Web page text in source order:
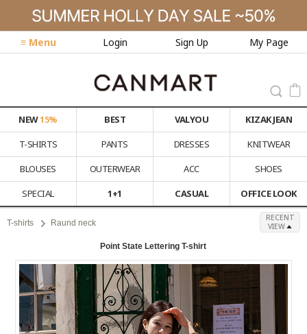
≡ Menu Login Sign Up My Page
NEW15% BEST VALYOU
KIZAK JEAN
T-SHIRTS
PANTS DRESSES
KNITWEAR
BLOUSES
OUTERWEAR ACC
SHOES
SPECIAL
1+1 CASUAL OFFICE LOOK
T-shirts Raund neck
RECENT
VIEW
Point State Lettering T-shirt